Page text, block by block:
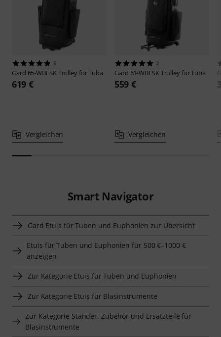
5
Gard 65-WBFSK Trolley for Tuba
619 €
Vergleichen
2
Gard 61-WBFSK Trolley for Tuba
559 €
Vergleichen
Smart Navigator
Gard Etuis für Tuben und Euphonien zur Übersicht
Etuis für Tuben und Euphonien für 500 €–1000 €
anzeigen
Zur Kategorie Etuis für Tuben und Euphonien
Zur Kategorie Etuis für Blasinstrumente
Zur Kategorie Ständer, Zubehör und Ersatzteile für
Blasinstrumente